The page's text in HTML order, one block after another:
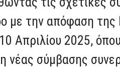
με την απόφαση της
Απριλίου 2025,
νέας σύμβασης